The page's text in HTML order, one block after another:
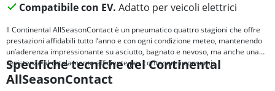
Compatibile con EV. Adatto per veicoli elettrici
Il Continental AllSeasonContact è un pneumatico quattro stagioni che offre
prestazioni affidabili tutto l’anno e con ogni condizione meteo, mantenendo
un’aderenza impressionante su asciutto, bagnato e nevoso, ma anche una
resistenza al rotolamento efficiente per contenere i consumi.
Specifiche tecniche del Continental
AllSeasonContact